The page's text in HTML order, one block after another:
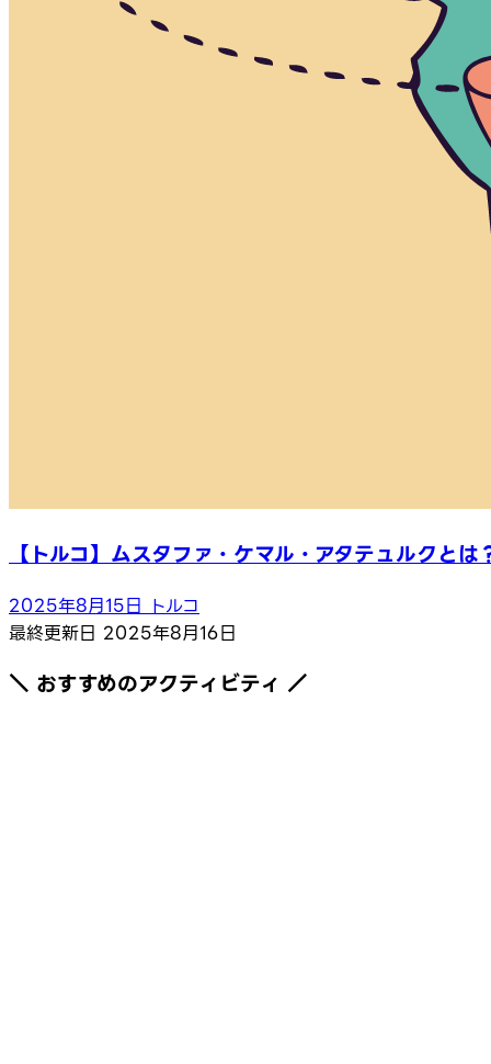
【トルコ】ムスタファ・ケマル・アタテュルクとは
2025年8月15日 トルコ
最終更新日 2025年8月16日
＼ おすすめのアクティビティ ／